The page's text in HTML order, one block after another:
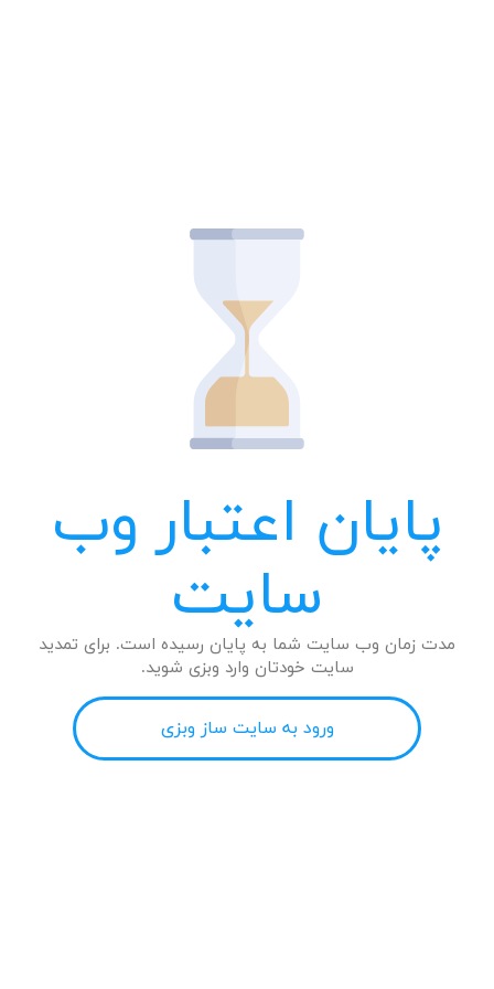
پایان اعتبار وب
سایت
مدت زمان وب سایت شما به پایان رسیده است. برای تمدید
سایت خودتان وارد وبزی شوید.
ورود به سایت ساز وبزی